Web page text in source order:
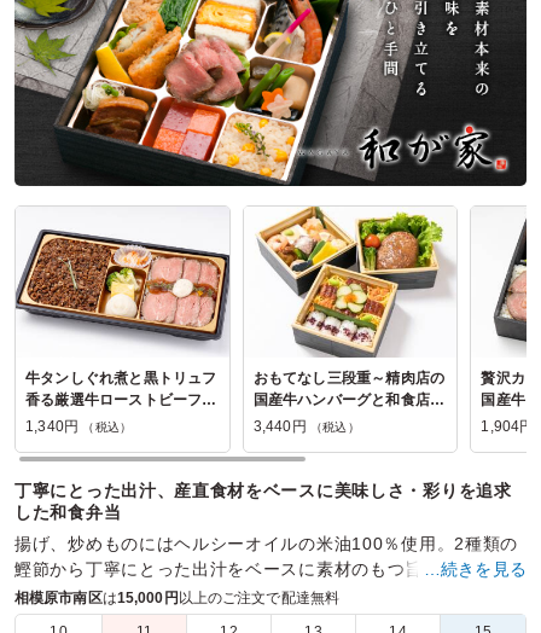
神奈川県相模原市南区古淵2024/07/10
やまなし富士の口コミをもっと見る
牛タンしぐれ煮と黒トリュフ
香る厳選牛ローストビーフ弁
当
1,340円 （税込）
おもてなし三段重～精肉店の
国産牛ハンバーグと和食店の
おばんざい～
3,440円 （税込）
贅沢カ
国産牛
1,904円
丁寧にとった出汁、産直食材をベースに美味しさ・彩りを追求
した和食弁当
揚げ、炒めものにはヘルシーオイルの米油100％使用。2種類の
鰹節から丁寧にとった出汁をベースに素材のもつ旨味を引き出
すための「ひと手間」にこだわったおもてなし弁当。
…続きを見る
相模原市南区は15,000円 以上のご注文で配達無料